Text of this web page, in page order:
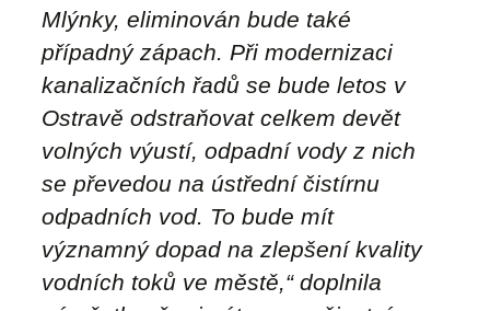
Mlýnky, eliminován bude také
případný zápach. Při modernizaci
kanalizačních řadů se bude letos v
Ostravě odstraňovat celkem devět
volných výustí, odpadní vody z nich
se převedou na ústřední čistírnu
odpadních vod. To bude mít
významný dopad na zlepšení kvality
vodních toků ve městě,“ doplnila